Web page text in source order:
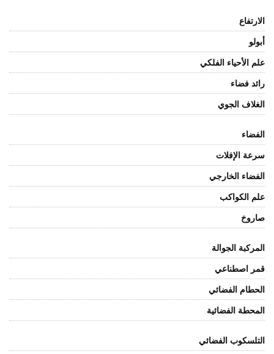
الارتفاع
أبولو
علم الأحياء الفلكي
رائد فضاء
الغلاف الجوي
الفضاء
سرعة الإفلات
الفضاء الخارجي
علم الكواكب
صاروخ
المركبة الجوالة
قمر اصطناعي
الحطام الفضائي
المحطة الفضائية
التلسكوب الفضائي